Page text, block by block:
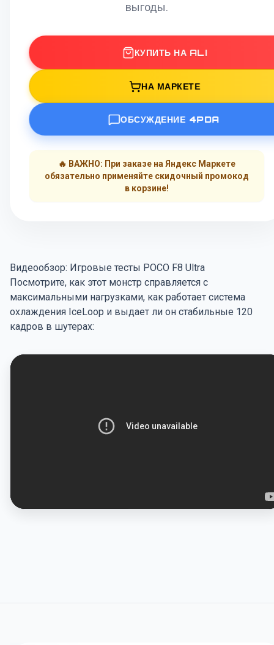
выгоды.
КУПИТЬ НА ALI
НА МАРКЕТЕ
ОБСУЖДЕНИЕ 4PDA
🔥 ВАЖНО: При заказе на Яндекс Маркете
обязательно применяйте скидочный промокод
в корзине!
Видеообзор: Игровые тесты POCO F8 Ultra
Посмотрите, как этот монстр справляется с
максимальными нагрузками, как работает система
охлаждения IceLoop и выдает ли он стабильные 120
кадров в шутерах: